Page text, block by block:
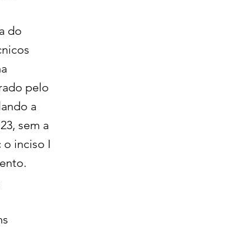
do
pelo
a
sem a
o inciso I